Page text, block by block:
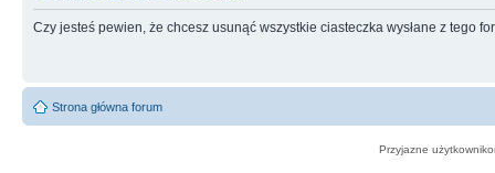
Czy jesteś pewien, że chcesz usunąć wszystkie ciasteczka wysłane z tego
Strona główna forum
Przyjazne